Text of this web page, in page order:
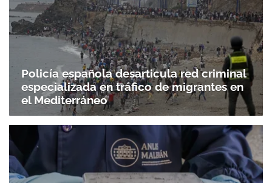
Policía española desarticula red criminal
especializada en tráfico de migrantes en
el Mediterráneo